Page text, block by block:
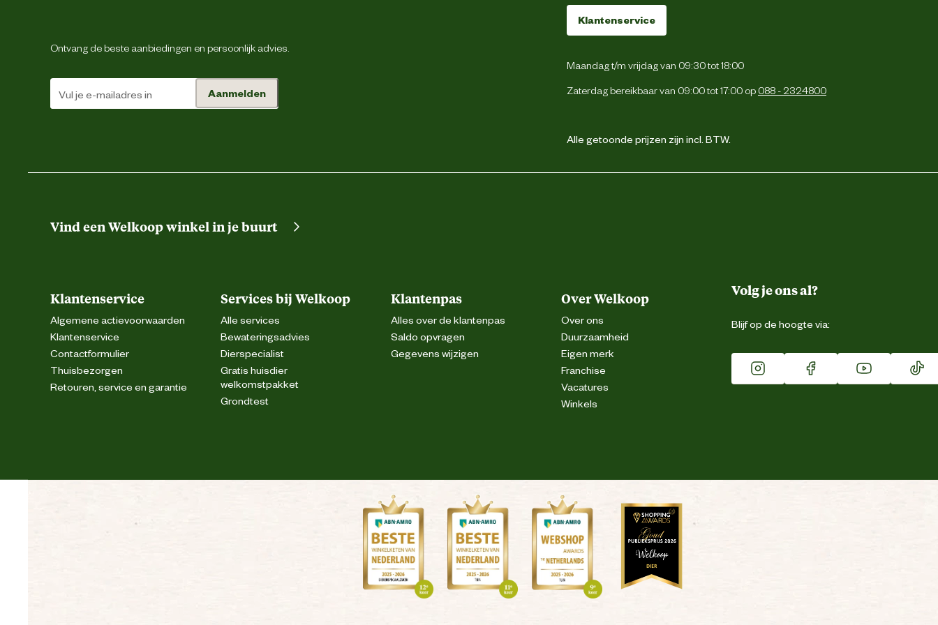
Sluiting
Techniek & Eigenschappen
Hoogte schoen Laag
Waterafstotend
Materiaal zool
Verantwoordelijke marktdeelnemer (EU)
Verantwoordelijke marktdeelnemer mailadres info@antarshoe.nl
Ontvang de beste aanbiedingen en persoonlijk advies.
Aanmelden
Klantenservice
Maandag t/m vrijdag van 09:30 tot 18:00
Zaterdag bereikbaar van 09:00 tot 17:00 op 088 - 2324800
Alle getoonde prijzen zijn incl. BTW.
Vind een Welkoop winkel in je buurt
Klantenservice
Algemene actievoorwaarden
Klantenservice
Contactformulier
Thuisbezorgen
Retouren, service en garantie
Services bij Welkoop
Alle services
Bewateringsadvies
Dierspecialist
Gratis huisdier
welkomstpakket
Grondtest
Klantenpas
Alles over de klantenpas
Saldo opvragen
Gegevens wijzigen
Over Welkoop
Over ons
Duurzaamheid
Eigen merk
Franchise
Vacatures
Winkels
Volg je ons al?
Blijf op de hoogte via: